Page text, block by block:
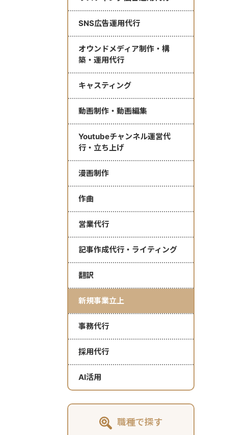
SNS広告運用代行
オウンドメディア制作・構
築・運用代行
キャスティング
動画制作・動画編集
Youtubeチャンネル運営代
行・立ち上げ
漫画制作
作曲
営業代行
記事作成代行・ライティング
翻訳
新規事業立上
事務代行
採用代行
AI活用
職種で探す